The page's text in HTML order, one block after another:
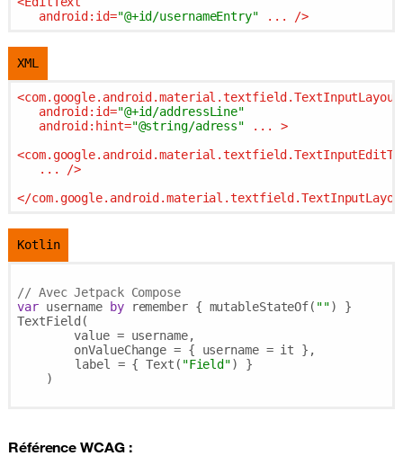
android:id="@+id/usernameEntry" ... />
XML
<com.google.android.material.textfield.TextInputLayout
android:id="@+id/addressLine"
android:hint="@string/adress" ...
>
<
...
/>
</
Kotlin
// Avec Jetpack Compose
var username by remember { mutableStateOf( "") }
TextField(
        value = username,
        onValueChange = { username = it },
	label = { Text(
"Field") }
    )
RéférenceWCAG: